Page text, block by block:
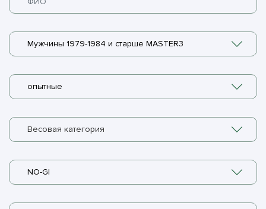
Мужчины 1979-1984 и старше MASTER3
опытные
Весовая категория
NO-GI